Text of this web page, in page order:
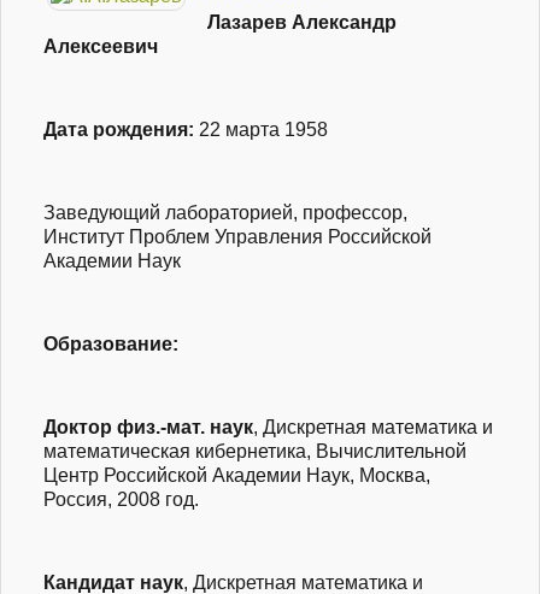
Лазарев Александр
Алексеевич
Дата рождения: 22 марта 1958
Заведующий лабораторией, профессор,
Институт Проблем Управления Российской
Академии Наук
Образование:
Доктор физ.-мат. наук, Дискретная математика и
математическая кибернетика, Вычислительной
Центр Российской Академии Наук, Москва,
Россия, 2008 год.
Кандидат наук, Дискретная математика и